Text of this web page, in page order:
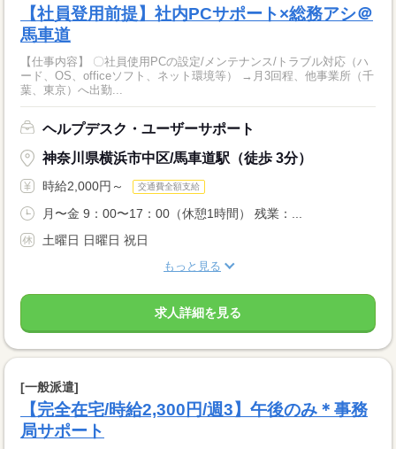
【社員登用前提】社内PCサポート×総務アシ＠
馬車道
【仕事内容】 〇社員使用PCの設定/メンテナンス/トラブル対応（ハ
ード、OS、officeソフト、ネット環境等） →月3回程、他事業所（千
葉、東京）へ出勤...
ヘルプデスク・ユーザーサポート
神奈川県横浜市中区/馬車道駅（徒歩 3分）
時給2,000円～ 交通費全額支給
月〜金 9：00〜17：00（休憩1時間） 残業：...
土曜日 日曜日 祝日
もっと見る
求人詳細を見る
[一般派遣]
【完全在宅/時給2,300円/週3】午後のみ＊事務
局サポート